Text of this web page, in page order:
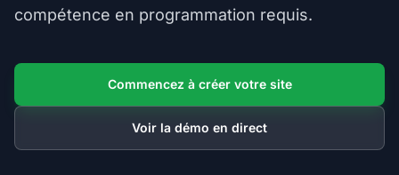
compétence en programmation requis.
Commencez à créer votre site
Voir la démo en direct